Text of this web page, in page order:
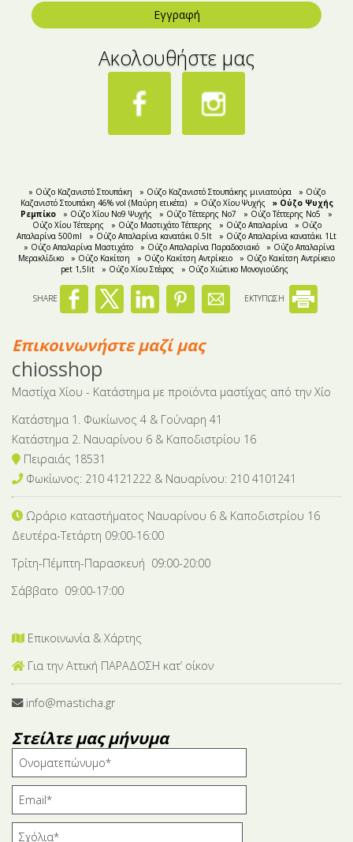
Εγγραφή
Ακολουθήστε μας
» Oύζο Καζανιστό Στουπάκη » Ούζο Καζανιστό Στουπάκης μινιατούρα
» Ούζο
Καζανιστό Στουπάκη 46% vol (Μαύρη ετικέτα)
» Oύζο Χίου Ψυχής
» Oύζο Ψυχής
Ρεμπίκο
» Oύζο Χίου Νο9 Ψυχής » Ούζο Τέττερης Νο7 » Ούζο Τέττερης Νo5
»
Ούζο Χίου Τέττερης
» Ούζο Μαστιχάτο Τέττερης » Ούζο Απαλαρίνα
» Ούζο
Απαλαρίνα 500ml
» Ούζο Απαλαρίνα κανατάκι 0.5lt
» Ούζο Απαλαρίνα κανατάκι 1Lt
» Ούζο Απαλαρίνα Μαστιχάτο
» Ούζο Απαλαρίνα Παραδοσιακό
» Ούζο Απαλαρίνα
Μερακλίδικο
» Ούζο Κακίτση » Ούζο Κακίτση Αντρίκειο
» Ούζο Κακίτση Αντρίκειο
pet 1,5lit
» Ούζο Χίου Στέφος » Ούζο Χιώτικο Μονογιούδης
SHARE ΕΚΤΥΠΩΣΗ
Επικοινωνήστε μαζί μας
chiosshop
Μαστίχα Χίου - Κατάστημα με προϊόντα μαστίχας από την Χίο
Κατάστημα 1. Φωκίωνος 4 & Γούναρη 41
Κατάστημα 2. Ναυαρίνου 6 & Καποδιστρίου 16
Πειραιάς 18531
Φωκίωνος: 210 4121222 & Nαυαρίνου: 210 4101241
Ωράριο καταστήματος Ναυαρίνου 6 & Καποδιστρίου 16
Δευτέρα-Tετάρτη 09:00-16:00
Τρίτη-Πέμπτη-Παρασκευή 09:00-20:00
Σάββατο 09:00-17:00
Επικοινωνία & Χάρτης
Για την Αττική ΠΑΡΑΔΟΣΗ κατ’ οίκον
info@masticha.gr
Στείλτε μας μήνυμα